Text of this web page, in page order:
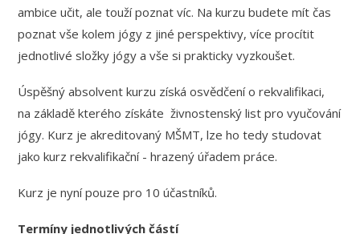
ambice učit, ale touží poznat víc. Na kurzu budete mít čas
poznat vše kolem jógy z jiné perspektivy, více procítit
jednotlivé složky jógy a vše si prakticky vyzkoušet.
Úspěšný absolvent kurzu získá osvědčení o rekvalifikaci,
na základě kterého získáte živnostenský list pro vyučování
jógy. Kurz je akreditovaný MŠMT, lze ho tedy studovat
jako kurz rekvalifikační - hrazený úřadem práce.
Kurz je nyní pouze pro 10 účastníků.
Termíny jednotlivých částí